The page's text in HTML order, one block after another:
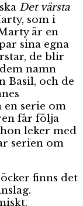
Det värsta
som i
är en
sina egna
de blir
namn
Basil, och de
en serie om
får följa
leker med
serien om
finns det